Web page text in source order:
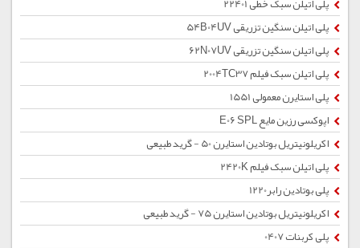
پلی اتیلن سنگین تزریقی 54B04UV
پلی اتیلن سنگین تزریقی 62N07UV
پلی اتیلن سبک فیلم 2004TC37
پلی استایرن معمولی 1551
اپوکسی رزین مایع E06 SPL
اکریلونیتریل بوتادین استایرن 50 - گرید طبیعی
پلی اتیلن سبک فیلم 2420K
پلی بوتادین رابر1220
اکریلونیتریل بوتادین استایرن 75 - گرید طبیعی
پلی کربنات 0407